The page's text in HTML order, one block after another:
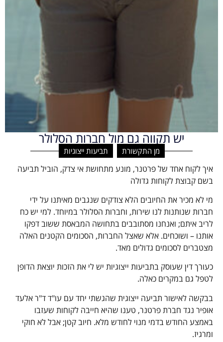
יש תקווה גם מול חברות הסלולר
מן התקשורת תביעות ייצוגיות
בשם קבוצת לקוחות גדולה
מי לא מכיר את החיובים הלא צודקים שנגבים מאיתנו על ידי
חברות שנותנות לנו שירות, וחברות הסלולר במיוחד. למי יש כח
לריב איתם; ואנחנו מסתובבים בתחושה המבאסת ששוב דפקו
אותנו – ושוכחים. אלא שאצל החברות, הסכומים הקטנים האלה
מצטברים לסכומים גדולים מאד.
כעורך דין שעוסק בתביעות ייצוגיות יש לי את הזכות יוצאת הדופן
לטפל גם במקרים כאלה.
בבקשה לאישור תביעה ייצוגית שהגשתי יחד עם עו"ד ד"ר אלעד
אופיר נגד חברת פרטנר, טענו שהיא חייבה לקוחות שעזבו
באמצע החודש בדמי מנוי לחודש מלא. חיוב קטן; אבל לא חוקי
ומרגיז.